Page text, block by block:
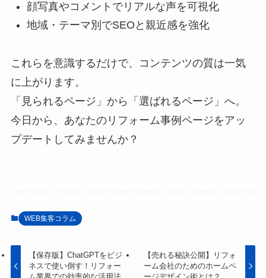
顔写真やコメントでリアルな声を可視化
地域・テーマ別でSEOと親近感を強化
これらを意識するだけで、コンテンツの質は一気
に上がります。
「見られるページ」から「選ばれるページ」へ。
今日から、あなたのリフォーム事例ページをアッ
プデートしてみませんか？
WEB集客コラム
【保存版】ChatGPTをビジ
ネスで使い倒す！リフォー
【売れる秘訣公開】リフォ
ーム会社のためのホームペ